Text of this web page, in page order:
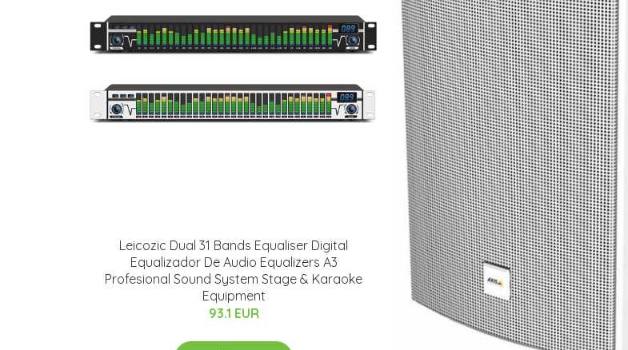
Leicozic Dual 31 Bands Equaliser Digital
Equalizador De Audio Equalizers A3
Profesional Sound System Stage & Karaoke
Equipment
93.1 EUR